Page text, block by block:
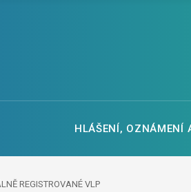
HLÁŠENÍ, OZNÁMENÍ
REGISTROVANÉ VLP